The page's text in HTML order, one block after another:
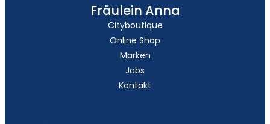
Fräulein Anna
Cityboutique
Online Shop
Marken
Jobs
Kontakt